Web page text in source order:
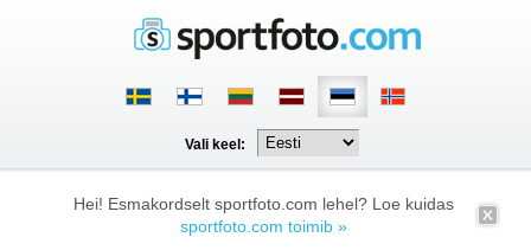
Vali keel:
Hei! Esmakordselt sportfoto.com lehel? Loe kuidas
sportfoto.com toimib »